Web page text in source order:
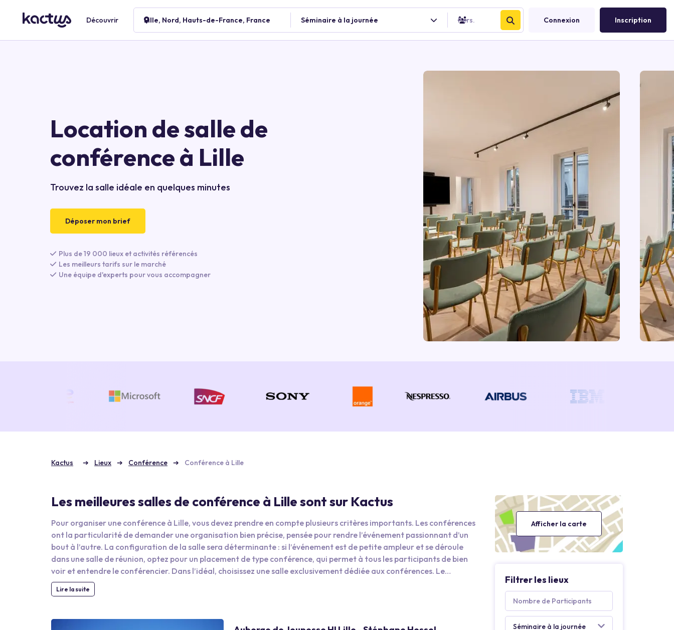
Découvrir Lille, Nord, Hauts-de-France, France Séminaire à la journée Pers. Connexion Inscription
Location de salle de
conférence à Lille
Trouvez la salle idéale en quelques minutes
Déposer mon brief
Plus de 19 000 lieux et activités référencés
Les meilleurs tarifs sur le marché
Une équipe d'experts pour vous accompagner
Kactus Lieux Conférence Conférence à Lille
Afficher la carte
Filtrer les lieux
Les meilleures salles de conférence à Lille sont sur Kactus
Pour organiser une conférence à Lille, vous devez prendre en compte plusieurs critères importants. Les conférences
ont la particularité de demander une organisation bien précise, pensée pour rendre l’événement passionnant d’un
bout à l’autre. La configuration de la salle sera déterminante : si l’événement est de petite ampleur et se déroule
dans une salle de réunion, optez pour un placement de type conférence, qui permet à tous les participants de bien
voir et entendre le conférencier. Dans l’idéal, choisissez une salle exclusivement dédiée aux conférences. Le
conférencier doit disposer d’un bon micro, d’un équipement vidéo, et doit pouvoir circuler facilement dans la pièce.
Enfin, l’emplacement de la salle à Lille est essentiel pour permettre à chacun d’y accéder rapidement. Sur Kactus,
non seulement des équipements modernes, mais ils sont également proches de toutes les points d'intérêt de Lille.
Lire la suite